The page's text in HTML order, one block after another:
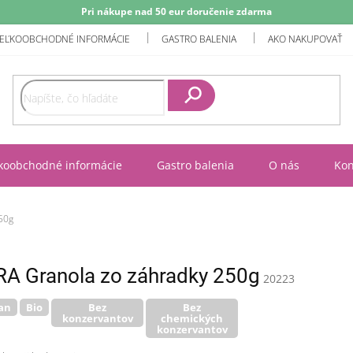
Pri nákupe nad 50 eur doručenie zdarma
INFORMÁCIE GASTRO BALENIA AKO NAKUPOVAŤ
informácie Gastro balenia O nás
Granola zo záhradky 250g 20223
Bio Bez
konzervantov
Bez
chemických
konzervantov